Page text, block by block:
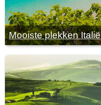
Mooiste plekken Italië